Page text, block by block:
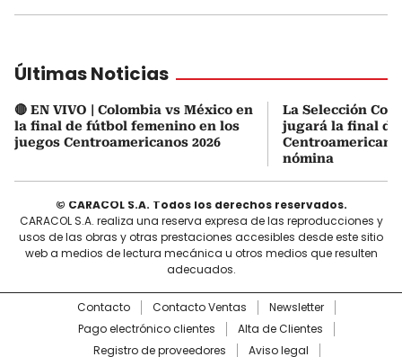
Últimas Noticias
🔴 EN VIVO | Colombia vs México en
la final de fútbol femenino en los
juegos Centroamericanos 2026
La Selección
jugará la final de
nómina
© CARACOL S.A. Todos los derechos reservados.
CARACOL S.A. realiza una reserva expresa de las reproducciones y
usos de las obras y otras prestaciones accesibles desde este sitio
web a medios de lectura mecánica u otros medios que resulten
adecuados.
Contacto Contacto Ventas
Newsletter
Pago electrónico clientes
Alta de Clientes
Registro de proveedores
Aviso legal